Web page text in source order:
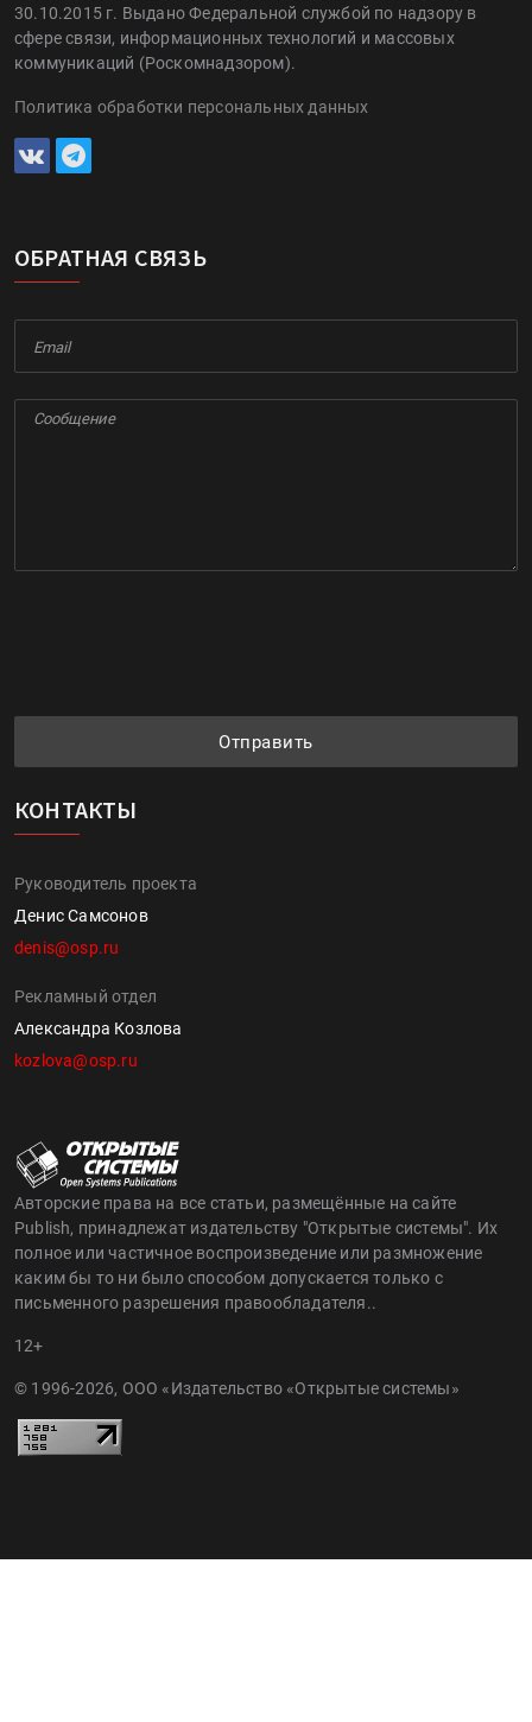
30.10.2015 г. Выдано Федеральной службой по надзору в
сфере связи, информационных технологий и массовых
коммуникаций (Роскомнадзором).
Политика обработки персональных данных
ОБРАТНАЯ СВЯЗЬ
Отправить
КОНТАКТЫ
Руководитель проекта
Денис Самсонов
denis@osp.ru
Рекламный отдел
Александра Козлова
kozlova@osp.ru
Авторские права на все статьи, размещённые на сайте
Publish, принадлежат издательству "Открытые системы". Их
полное или частичное воспроизведение или размножение
каким бы то ни было способом допускается только с
письменного разрешения правообладателя..
12+
© 1996-2026, ООО «Издательство «Открытые системы»